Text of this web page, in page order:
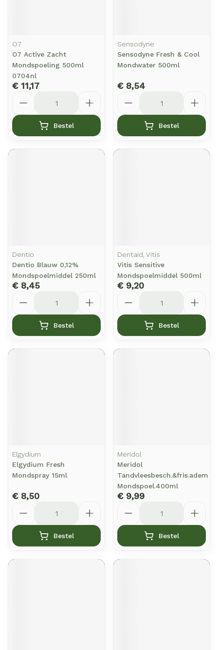
O7
O7 Active Zacht
Mondspoeling 500ml
0704nl
€ 11,17
Bestel
Sensodyne
Sensodyne Fresh & Cool
Mondwater 500ml
€ 8,54
Bestel
Dentio
Dentio Blauw 0,12%
Mondspoelmiddel 250ml
€ 8,45
Bestel
Dentaid, Vitis
Vitis Sensitive
Mondspoelmiddel 500ml
€ 9,20
Bestel
Elgydium
Elgydium Fresh
Mondspray 15ml
€ 8,50
Bestel
Meridol
Meridol
Tandvleesbesch.&fris.adem
Mondspoel.400ml
€ 9,99
Bestel